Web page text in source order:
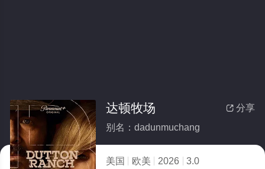
 分享
达顿牧场
别名：dadunmuchang
美国 欧美 2026
3.0